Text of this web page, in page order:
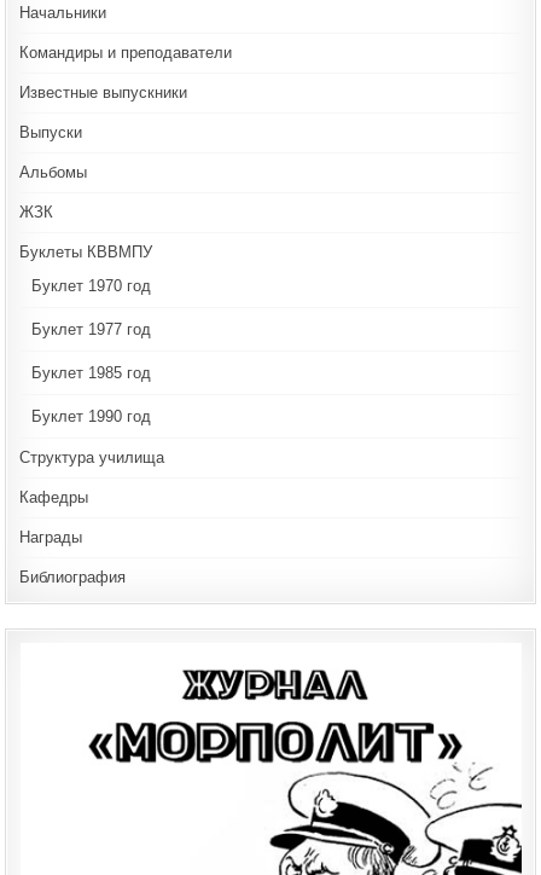
Начальники
Командиры и преподаватели
Известные выпускники
Выпуски
Альбомы
ЖЗК
Буклеты КВВМПУ
Буклет 1970 год
Буклет 1977 год
Буклет 1985 год
Буклет 1990 год
Структура училища
Кафедры
Награды
Библиография